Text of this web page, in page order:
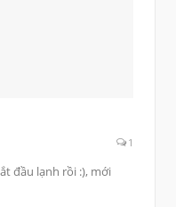
1
đầu lạnh rồi :), mới